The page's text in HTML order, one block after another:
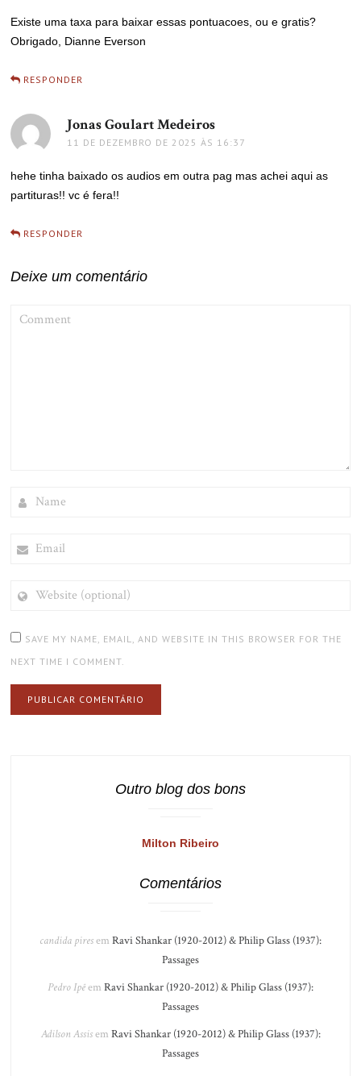
Existe uma taxa para baixar essas pontuacoes, ou e gratis?
Obrigado, Dianne Everson
RESPONDER
Jonas Goulart Medeiros
11 DE DEZEMBRO DE 2025 ÀS 16:37
hehe tinha baixado os audios em outra pag mas achei aqui as
partituras!! vc é fera!!
RESPONDER
Deixe um comentário
(OPTIONAL)
SAVE MY NAME, EMAIL, AND WEBSITE IN THIS BROWSER FOR THE
NEXT TIME I COMMENT.
Outro blog dos bons
Milton Ribeiro
Comentários
candida piresem Ravi Shankar (1920-2012) & Philip Glass (1937):
Passages
Pedro Ipêem Ravi Shankar (1920-2012) & Philip Glass (1937):
Passages
Adilson Assisem Ravi Shankar (1920-2012) & Philip Glass (1937):
Passages